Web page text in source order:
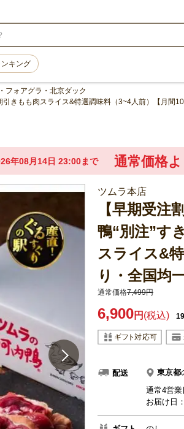
ンキング
フォアグラ・北京ダック
きもも肉スライス&特選調味料（3~4人前）【月間
年08月14日 23:00まで 通常価格
ツムラ本店
【早期受注
鴨“別注”す
スライス&
り・全国均
通常価格7,499円
6,900円 (税込)
配送 東京都
通常4営
お届け日：